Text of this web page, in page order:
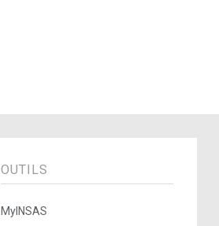
OUTILS
MyINSAS